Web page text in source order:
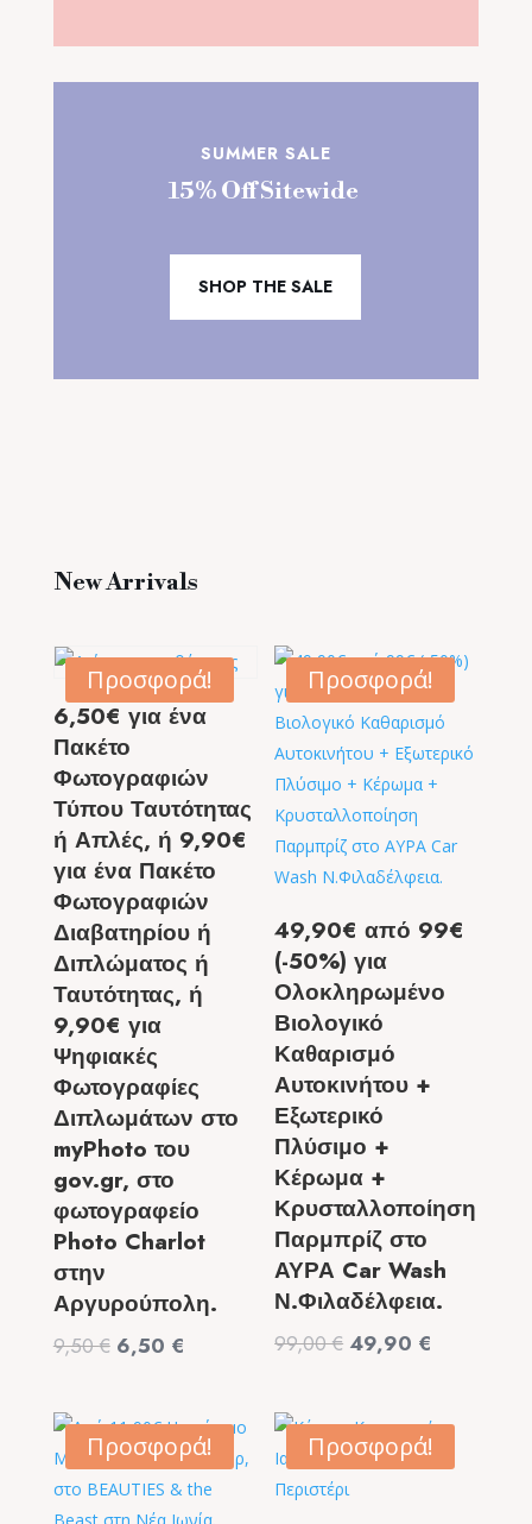
SUMMER SALE
15% Off Sitewide
SHOP THE SALE
New Arrivals
Προσφορά!
6,50€ για ένα
Πακέτο
Φωτογραφιών
Τύπου Ταυτότητας
ή Απλές, ή 9,90€
για ένα Πακέτο
Φωτογραφιών
Διαβατηρίου ή
Διπλώματος ή
Ταυτότητας, ή
9,90€ για
Ψηφιακές
Φωτογραφίες
Διπλωμάτων στο
myPhoto του
gov.gr, στο
φωτογραφείο
Photo Charlot
στην
Αργυρούπολη.
9,50€ Original
9,50 €.
6,50 €
είναι:
6,50 €.
Προσφορά!
49,90€ από 99€
(-50%) για
Ολοκληρωμένο
Βιολογικό
Καθαρισμό
Αυτοκινήτου +
Εξωτερικό
Πλύσιμο +
Κέρωμα +
Κρυσταλλοποίηση
Παρμπρίζ στο
ΑΥΡΑ Car Wash
Ν.Φιλαδέλφεια.
99,00€ Original
99,00 €.
49,90 €
49,90 €.
Προσφορά! Προσφορά!